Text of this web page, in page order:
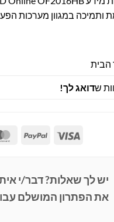
ותמיכה במגוון מערכות
הבית
שדואג לך!
Visa
יש לך שאלות? דבר/י
את הפתרון המושלם